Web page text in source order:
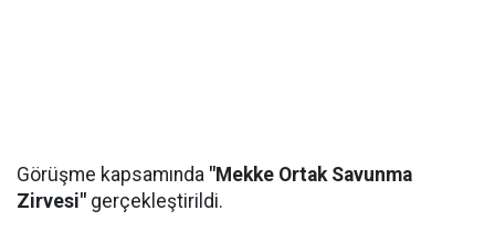
Görüşme kapsamında "Mekke Ortak Savunma
Zirvesi" gerçekleştirildi.